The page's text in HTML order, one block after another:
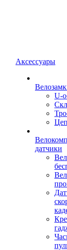
Аксессуары
U-
датчики